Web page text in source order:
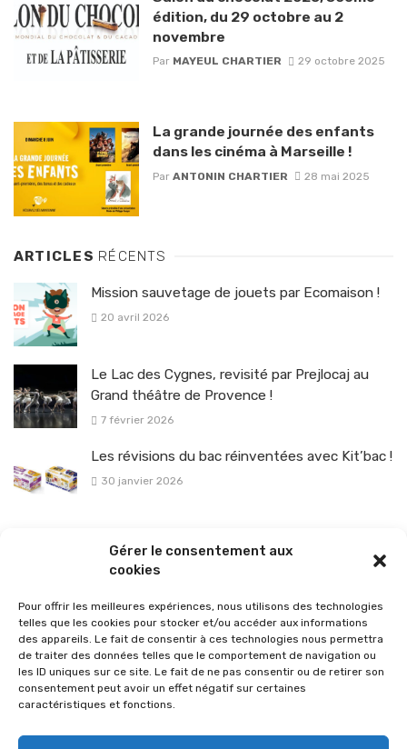
Gérer le consentement aux
cookies
Pour offrir les meilleures expériences, nous utilisons des technologies
telles que les cookies pour stocker et/ou accéder aux informations
des appareils. Le fait de consentir à ces technologies nous permettra
de traiter des données telles que le comportement de navigation ou
les ID uniques sur ce site. Le fait de ne pas consentir ou de retirer son
consentement peut avoir un effet négatif sur certaines
caractéristiques et fonctions.
édition, du 29 octobre au 2
novembre
Par MAYEUL CHARTIER 29 octobre 2025
La grande journée des enfants
dans les cinéma à Marseille !
Par ANTONIN CHARTIER 28 mai 2025
ARTICLES RÉCENTS
Mission sauvetage de jouets par Ecomaison !
20 avril 2026
Le Lac des Cygnes, revisité par Prejlocaj au
Grand théâtre de Provence !
7 février 2026
Les révisions du bac réinventées avec Kit’bac !
30 janvier 2026